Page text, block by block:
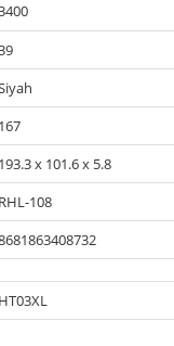
167
193.3 x 101.6 x 5.8
RHL-108
HT03XL